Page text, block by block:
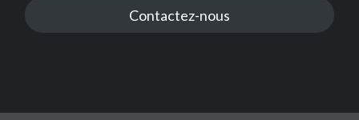
Contactez-nous